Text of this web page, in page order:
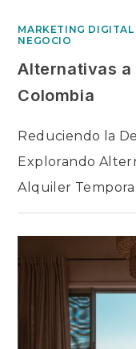
MARKETING DIGITAL
NEGOCIO
Alternativas a
Colombia
Reduciendo la
Explorando
Alquiler Temporal